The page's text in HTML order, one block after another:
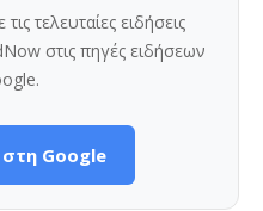
τελευταίες ειδήσεις
στις πηγές ειδήσεων
Google